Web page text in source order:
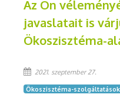
Az Ön
javaslatait is
Ökoszisztéma-
2021. szeptember 27.
Ökoszisztéma-szolgáltatások